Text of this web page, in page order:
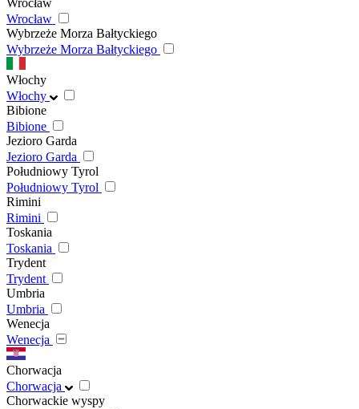
Wrocław
Wrocław
Wybrzeże Morza Bałtyckiego
Wybrzeże Morza Bałtyckiego
Włochy
Włochy
Bibione
Bibione
Jezioro Garda
Jezioro Garda
Południowy Tyrol
Południowy Tyrol
Rimini
Rimini
Toskania
Toskania
Trydent
Trydent
Umbria
Umbria
Wenecja
Wenecja
Chorwacja
Chorwacja
Chorwackie wyspy